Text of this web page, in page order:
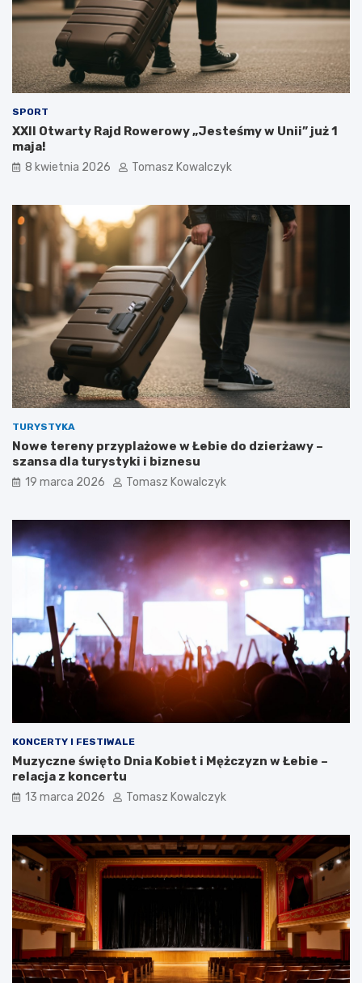
SPORT
XXII Otwarty Rajd Rowerowy „Jesteśmy w Unii” już 1
maja!
8 kwietnia 2026 Tomasz Kowalczyk
TURYSTYKA
Nowe tereny przyplażowe w Łebie do dzierżawy –
szansa dla turystyki i biznesu
19 marca 2026 Tomasz Kowalczyk
KONCERTY I FESTIWALE
Muzyczne święto Dnia Kobiet i Mężczyzn w Łebie –
relacja z koncertu
13 marca 2026 Tomasz Kowalczyk